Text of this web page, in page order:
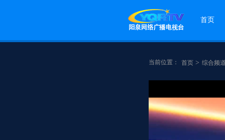
首页
当前位置： 首页 > 综合频